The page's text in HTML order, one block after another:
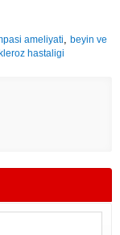
ameliyati,beyin ve
hastaligi